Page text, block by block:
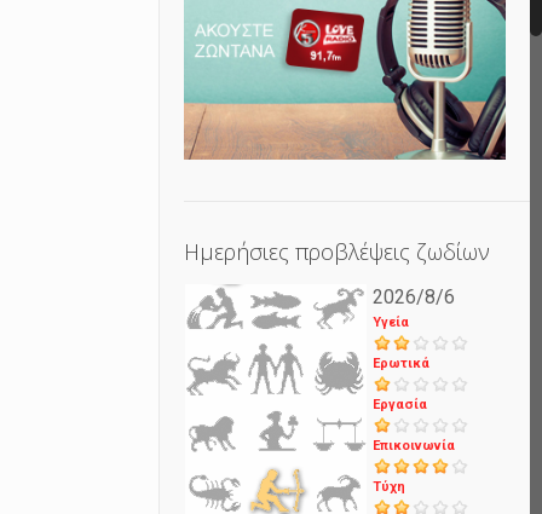
Ημερήσιες προβλέψεις ζωδίων
2026/8/6
Υγεία
Ερωτικά
Εργασία
Επικοινωνία
Τύχη